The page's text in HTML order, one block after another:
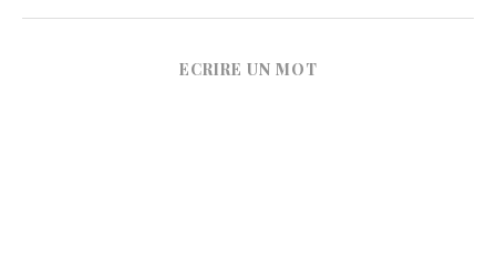
ECRIRE UN MOT